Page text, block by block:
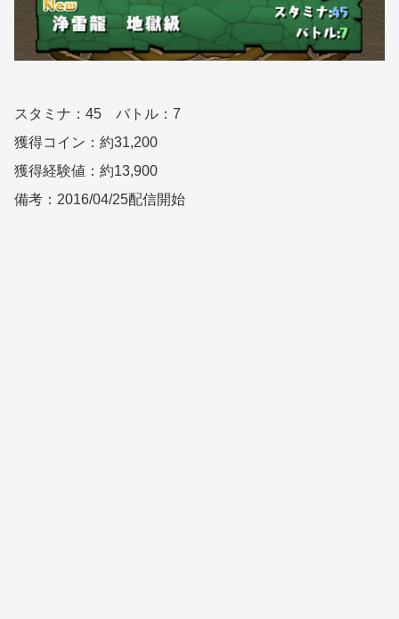
スタミナ：45 バトル：7
獲得コイン：約31,200
獲得経験値：約13,900
備考：2016/04/25配信開始